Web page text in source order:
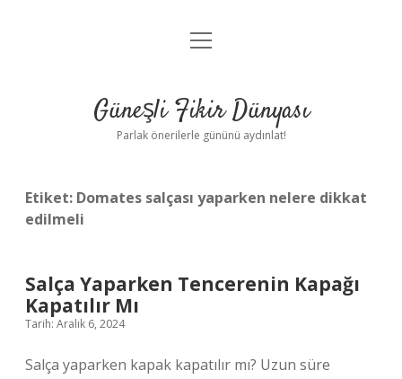
Anasayfa
Yasal Uyarı
menüyü
Güneşli Fikir Dünyası
Parlak önerilerle gününü aydınlat!
Etiket: Domates salçası yaparken nelere dikkat
edilmeli
Salça Yaparken Tencerenin Kapağı
Kapatılır Mı
Tarih: Aralık 6, 2024
Salça yaparken kapak kapatılır mı? Uzun süre